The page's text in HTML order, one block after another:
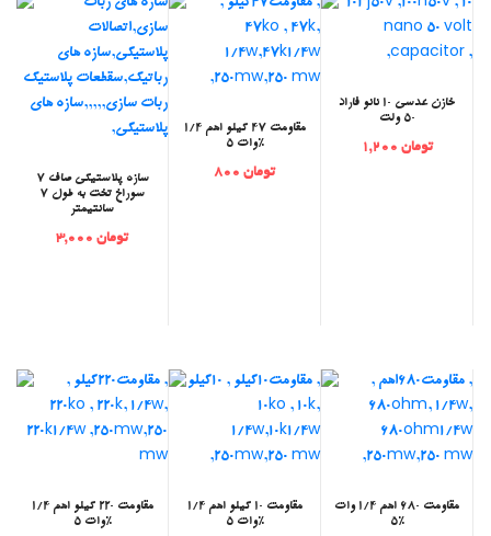
‫سازه پلاستیکی صاف 7
سوراخ تخت به طول 7
سانتیمتر
تومان 3,000
مقاومت 47 کیلو اهم 1/4
وات 5%
تومان 800
خازن عدسی 10 نانو فاراد
50 ولت
تومان 1,200
مقاومت 220 کیلو اهم 1/4
وات 5%
مقاومت 10 کیلو اهم 1/4
وات 5%
مقاومت 680 اهم 1/4 وات
5%